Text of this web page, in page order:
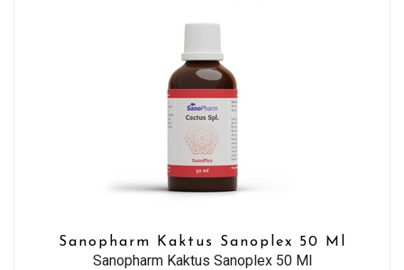
Sanopharm Kaktus Sanoplex 50 Ml
Sanopharm Kaktus Sanoplex 50 Ml